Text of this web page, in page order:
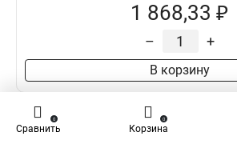
1 868,33 ₽
– +
В корзину
Сравнить
0
Корзина
0